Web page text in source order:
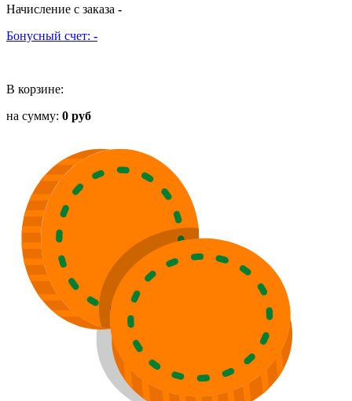
Начисление с заказа -
Бонусный счет: -
В корзине:
на сумму: 0 руб